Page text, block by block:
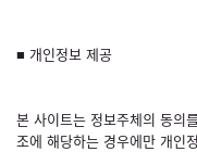
■ 개인정보 제공
본 사이트는 정보주체의 동의
조에 해당하는 경우에만 개인